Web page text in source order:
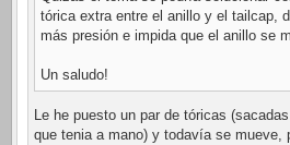
tórica extra entre el anillo y el tailcap,
más presión e impida que el anillo se
Un saludo!
Le he puesto un par de tóricas
que tenia a mano) y todavía se mueve,